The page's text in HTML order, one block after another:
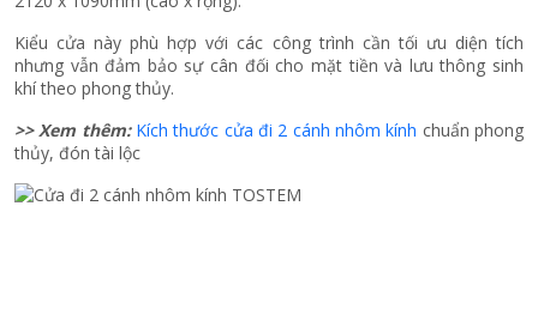
Kiểu cửa này phù hợp với các công trình cần tối ưu diện tích
nhưng vẫn đảm bảo sự cân đối cho mặt tiền và lưu thông sinh
khí theo phong thủy.
>> Xem thêm: Kích thước cửa đi 2 cánh nhôm kính chuẩn phong
thủy, đón tài lộc